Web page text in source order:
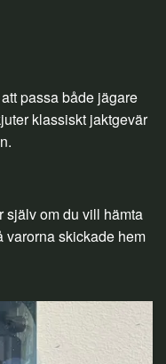
passa både jägare
klassiskt jaktgevär
själv om du vill hämta
varorna skickade hem